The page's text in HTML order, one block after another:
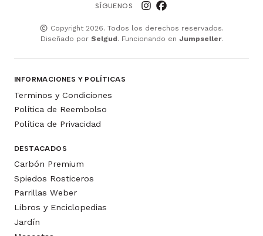
SÍGUENOS
Copyright 2026. Todos los derechos reservados.
Diseñado por Selgud. Funcionando en Jumpseller.
INFORMACIONES Y POLÍTICAS
Terminos y Condiciones
Política de Reembolso
Política de Privacidad
DESTACADOS
Carbón Premium
Spiedos Rosticeros
Parrillas Weber
Libros y Enciclopedias
Jardín